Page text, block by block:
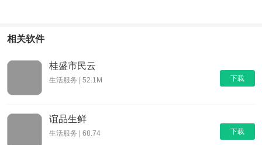
相关软件
下载
桂盛市民云
生活服务 | 52.1M
下载
谊品生鲜
生活服务 | 68.74